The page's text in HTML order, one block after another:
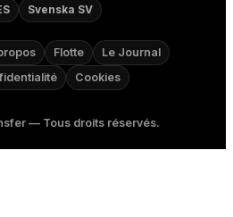
Svenska SV
Flotte
Le Journal
Cookies
— Tous droits réservés.